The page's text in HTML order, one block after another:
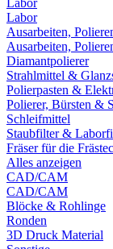
Labor
Labor
Ausarbeiten,
Ausarbeiten,
Diamantpolierer
Strahlmittel &
Polierpasten &
Polierer, Bürsten &
Schleifmittel
Staubfilter &
Fräser für die
Alles anzeigen
CAD/CAM
CAD/CAM
Blöcke & Rohlinge
Ronden
3D Druck Material